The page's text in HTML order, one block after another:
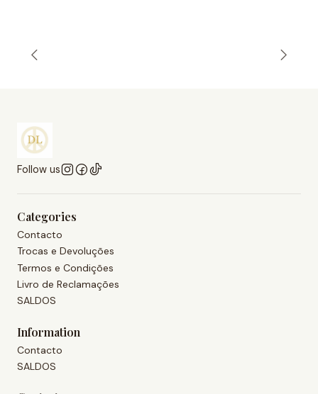
Follow us
Categories
Contacto
Trocas e Devoluções
Termos e Condições
Livro de Reclamações
SALDOS
Information
Contacto
SALDOS